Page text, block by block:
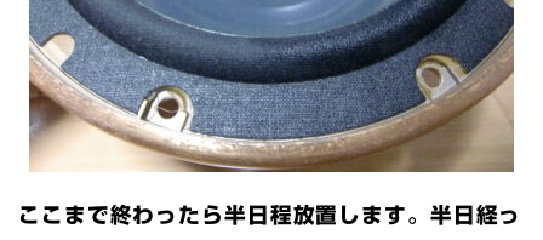
ここまで終わったら半日程放置します。半日経っ